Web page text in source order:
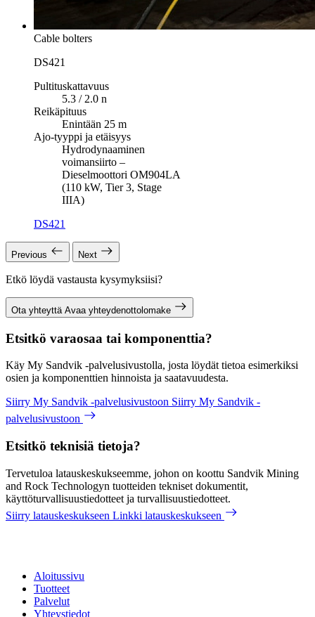
Cable bolters
DS421
Pultituskattavuus
5.3 / 2.0 n
Reikäpituus
Enintään 25 m
Ajo-tyyppi ja etäisyys
Hydrodynaaminen
voimansiirto –
Dieselmoottori OM904LA
(110 kW, Tier 3, Stage
IIIA)
DS421
Previous Next
Etkö löydä vastausta kysymyksiisi?
Ota yhteyttä Avaa yhteydenottolomake
Etsitkö varaosaa tai komponenttia?
Käy My Sandvik -palvelusivustolla, josta löydät tietoa esimerkiksi
osien ja komponenttien hinnoista ja saatavuudesta.
Siirry My Sandvik -palvelusivustoon Siirry My Sandvik -
palvelusivustoon
Etsitkö teknisiä tietoja?
Tervetuloa latauskeskukseemme, johon on koottu Sandvik Mining
and Rock Technologyn tuotteiden tekniset dokumentit,
käyttöturvallisuustiedotteet ja turvallisuustiedotteet.
Siirry latauskeskukseen Linkki latauskeskukseen
Aloitussivu
Tuotteet
Palvelut
Yhteystiedot